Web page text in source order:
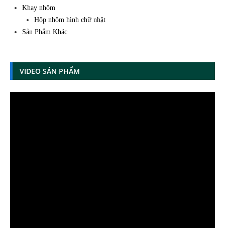
Khay nhôm
Hộp nhôm hình chữ nhật
Sản Phẩm Khác
VIDEO SẢN PHẨM